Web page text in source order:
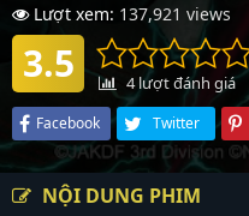
Lượt xem: 137,921 views
3.5 4lượt đánh giá
Facebook Twitter
NỘI DUNG PHIM